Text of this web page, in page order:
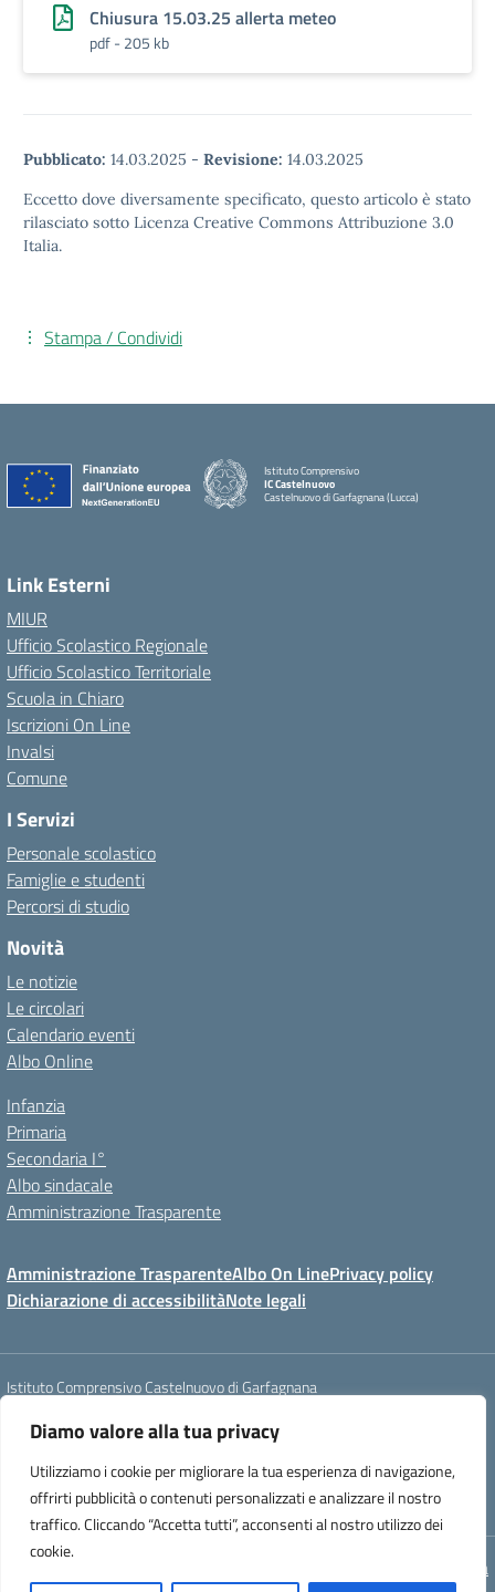
Diamo valore alla tua privacy
Utilizziamo i cookie per migliorare la tua esperienza di navigazione,
offrirti pubblicità o contenuti personalizzati e analizzare il nostro
traffico. Cliccando “Accetta tutti”, acconsenti al nostro utilizzo dei
cookie.
Chiusura 15.03.25 allerta meteo
pdf - 205 kb
Pubblicato: 14.03.2025 - Revisione: 14.03.2025
Eccetto dove diversamente specificato, questo articolo è stato
rilasciato sotto Licenza Creative Commons Attribuzione 3.0
Italia.
Stampa / Condividi
Istituto Comprensivo
IC Castelnuovo
Castelnuovo di Garfagnana (Lucca)
Link Esterni
MIUR
Ufficio Scolastico Regionale
Ufficio Scolastico Territoriale
Scuola in Chiaro
Iscrizioni On Line
Invalsi
Comune
I Servizi
Personale scolastico
Famiglie e studenti
Percorsi di studio
Novità
Le notizie
Le circolari
Calendario eventi
Albo Online
Infanzia
Primaria
Secondaria I°
Albo sindacale
Amministrazione Trasparente
Amministrazione TrasparenteAlbo On LinePrivacy policy
Dichiarazione di accessibilitàNote legali
Istituto Comprensivo Castelnuovo di Garfagnana
tel. 058362342 - e-mail: luic827008@istruzione.it - PEC :
codice fiscale: 81000570465 - codice IPA : istsc_luic827008 - codice
univoco ufficio : UF1MYW
Concept & Design by Designers Italia